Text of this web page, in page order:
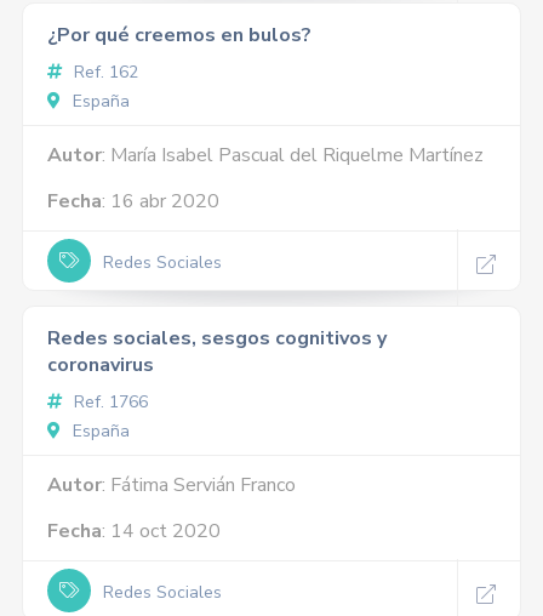
¿Por qué creemos en bulos?
Ref. 162
España
Autor: María Isabel Pascual del Riquelme Martínez
Fecha: 16 abr 2020
Redes Sociales
Redes sociales, sesgos cognitivos y
coronavirus
Ref. 1766
España
Autor: Fátima Servián Franco
Fecha: 14 oct 2020
Redes Sociales